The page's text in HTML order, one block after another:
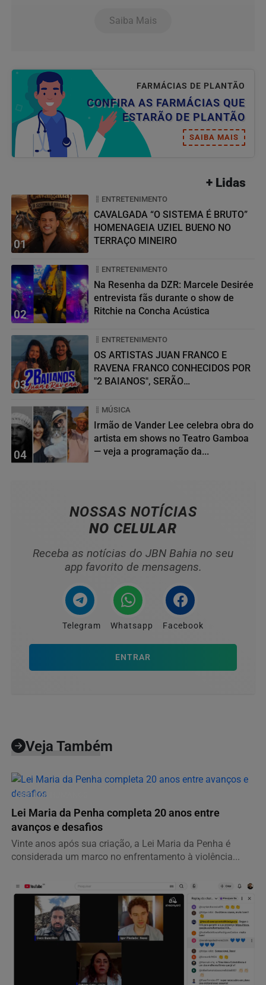
Saiba Mais
FARMÁCIAS DE PLANTÃO
CONFIRA AS FARMÁCIAS QUE
ESTARÃO DE PLANTÃO
SAIBA MAIS
+ Lidas
01
ENTRETENIMENTO
CAVALGADA “O SISTEMA É BRUTO”
HOMENAGEIA UZIEL BUENO NO
TERRAÇO MINEIRO
02
ENTRETENIMENTO
Na Resenha da DZR: Marcele Desirée
entrevista fãs durante o show de
Ritchie na Concha Acústica
03
ENTRETENIMENTO
OS ARTISTAS JUAN FRANCO E
RAVENA FRANCO CONHECIDOS POR
"2 BAIANOS", SERÃO
04
MÚSICA
Irmão de Vander Lee celebra obra do
artista em shows no Teatro Gamboa
— veja a programação da...
NOSSAS NOTÍCIAS
NO CELULAR
Receba as notícias do JBN Bahia no seu
app favorito de mensagens.
Telegram Whatsapp Facebook
ENTRAR
Veja Também
DIREITOS HUMANOS
Lei Maria da Penha completa 20 anos entre
avanços e desafios
Vinte anos após sua criação, a Lei Maria da Penha é
considerada um marco no enfrentamento à violência...